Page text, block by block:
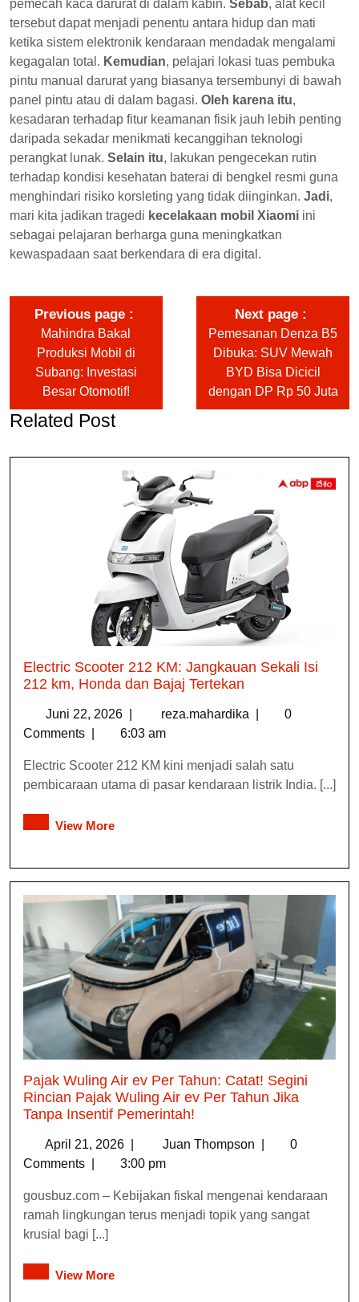
pemecah kaca darurat di dalam kabin. Sebab, alat kecil
tersebut dapat menjadi penentu antara hidup dan mati
ketika sistem elektronik kendaraan mendadak mengalami
kegagalan total. Kemudian, pelajari lokasi tuas pembuka
pintu manual darurat yang biasanya tersembunyi di bawah
panel pintu atau di dalam bagasi. Oleh karena itu,
kesadaran terhadap fitur keamanan fisik jauh lebih penting
daripada sekadar menikmati kecanggihan teknologi
perangkat lunak. Selain itu, lakukan pengecekan rutin
terhadap kondisi kesehatan baterai di bengkel resmi guna
menghindari risiko korsleting yang tidak diinginkan. Jadi,
mari kita jadikan tragedi kecelakaan mobil Xiaomi ini
sebagai pelajaran berharga guna meningkatkan
kewaspadaan saat berkendara di era digital.
Previous page
Mahindra Bakal
Produksi Mobil di
Subang: Investasi
Besar Otomotif!
Next page
Pemesanan Denza B5
Dibuka: SUV Mewah
BYD Bisa Dicicil
dengan DP Rp 50 Juta
Related Post
Electric Scooter 212 KM: Jangkauan Sekali Isi
212 km, Honda dan Bajaj Tertekan
Juni 22, 2026 reza.mahardika
0
Comments
6:03 am
Electric Scooter 212 KM kini menjadi salah satu
pembicaraan utama di pasar kendaraan listrik India. [...]
View More
Pajak Wuling Air ev Per Tahun: Catat! Segini
Rincian Pajak Wuling Air ev Per Tahun Jika
Tanpa Insentif Pemerintah!
April 21, 2026 Juan Thompson
0
Comments
3:00 pm
gousbuz.com – Kebijakan fiskal mengenai kendaraan
ramah lingkungan terus menjadi topik yang sangat
krusial bagi [...]
View More